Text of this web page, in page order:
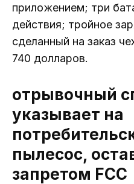
приложением; три
действия; тройное
сделанный на заказ
740 долларов.
отрывочный
указывает на
пылесос,
запретом FCC